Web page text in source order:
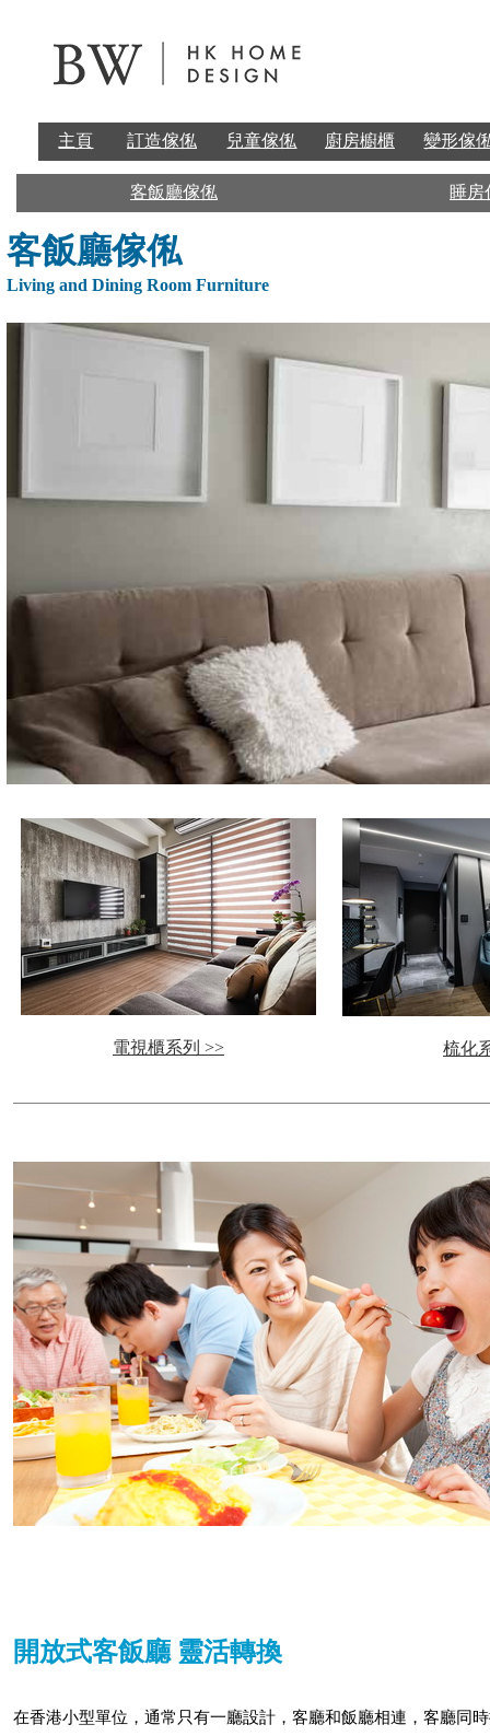
主頁 訂造傢俬 兒童傢俬 廚房櫥櫃 變形傢
客飯廳傢俬 睡房
客飯廳傢俬
Living and Dining Room Furniture
電視櫃系列 >> 梳化
開放式客飯廳 靈活轉換
在香港小型單位，通常只有一廳設計，客廳和飯廳相連，客廳同